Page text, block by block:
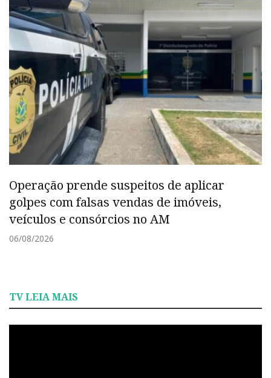
Operação prende suspeitos de aplicar
golpes com falsas vendas de imóveis,
veículos e consórcios no AM
06/08/2026
TV LEIA MAIS